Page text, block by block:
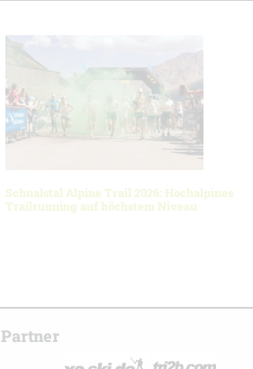
Schnalstal Alpine Trail 2026: Hochalpines
Trailrunning auf höchstem Niveau
Partner